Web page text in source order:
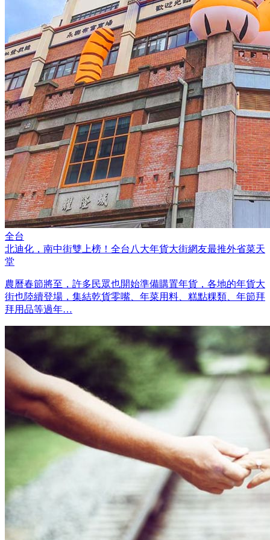
全台
北迪化，南中街雙上榜！全台八大年貨大街網友最推外省菜天
堂
農曆春節將至，許多民眾也開始準備購置年貨，各地的年貨大
街也陸續登場，集結乾貨零嘴、年菜用料、糕點粿類、年節拜
拜用品等過年…